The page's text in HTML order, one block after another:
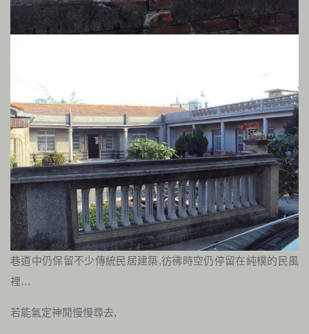
巷道中仍保留不少傳統民居建築,彷彿時空仍停留在純樸的民風
裡…
若能氣定神閒慢慢尋去,